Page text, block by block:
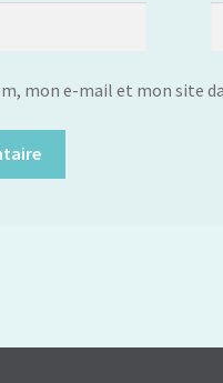
mon e-mail et mon site